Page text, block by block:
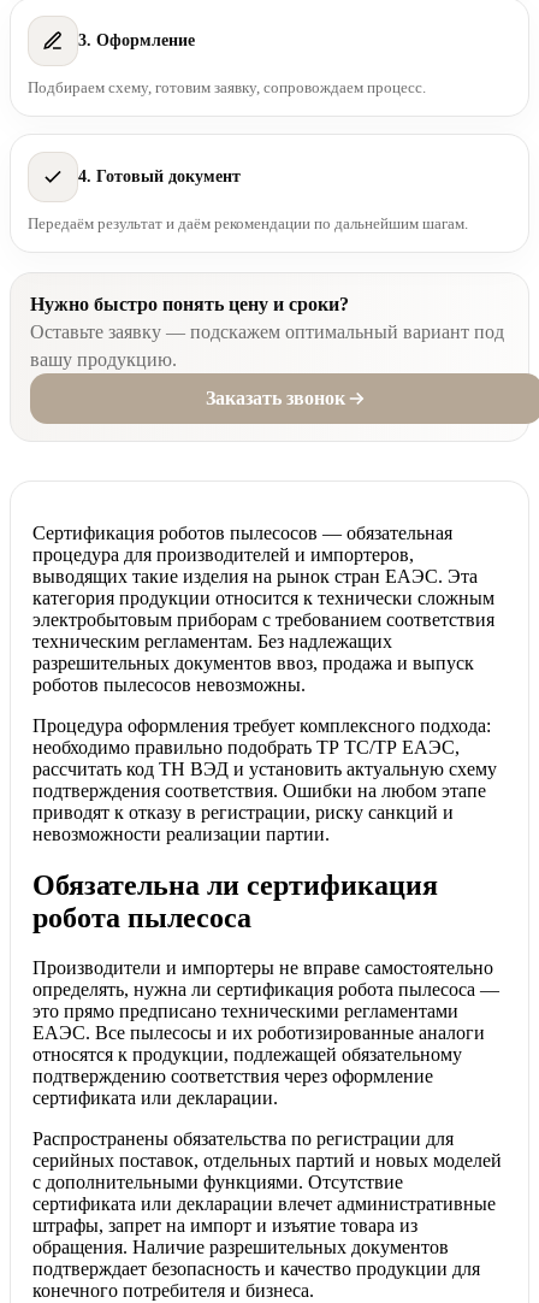
3. Оформление
Подбираем схему, готовим заявку, сопровождаем процесс.
4. Готовый документ
Передаём результат и даём рекомендации по дальнейшим шагам.
Нужно быстро понять цену и сроки?
Оставьте заявку — подскажем оптимальный вариант под
вашу продукцию.
Заказать звонок
Сертификация роботов пылесосов — обязательная
процедура для производителей и импортеров,
выводящих такие изделия на рынок стран ЕАЭС. Эта
категория продукции относится к технически сложным
электробытовым приборам с требованием соответствия
техническим регламентам. Без надлежащих
разрешительных документов ввоз, продажа и выпуск
роботов пылесосов невозможны.
Процедура оформления требует комплексного подхода:
необходимо правильно подобрать ТР ТС/ТР ЕАЭС,
рассчитать код ТН ВЭД и установить актуальную схему
подтверждения соответствия. Ошибки на любом этапе
приводят к отказу в регистрации, риску санкций и
невозможности реализации партии.
Обязательна ли сертификация
робота пылесоса
Производители и импортеры не вправе самостоятельно
определять, нужна ли сертификация робота пылесоса —
это прямо предписано техническими регламентами
ЕАЭС. Все пылесосы и их роботизированные аналоги
относятся к продукции, подлежащей обязательному
подтверждению соответствия через оформление
сертификата или декларации.
Распространены обязательства по регистрации для
серийных поставок, отдельных партий и новых моделей
с дополнительными функциями. Отсутствие
сертификата или декларации влечет административные
штрафы, запрет на импорт и изъятие товара из
обращения. Наличие разрешительных документов
подтверждает безопасность и качество продукции для
конечного потребителя и бизнеса.